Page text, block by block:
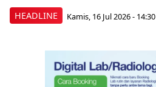
HEADLINE Kamis, 16 Jul 2026 - 14:30